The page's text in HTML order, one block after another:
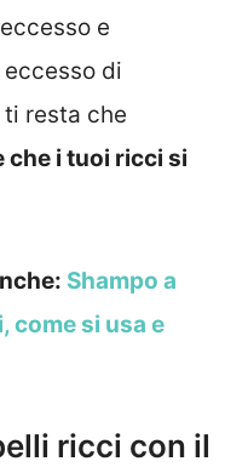
e
di
resta che
che i tuoi ricci si
Shampo a
come si usa e
ricci con il